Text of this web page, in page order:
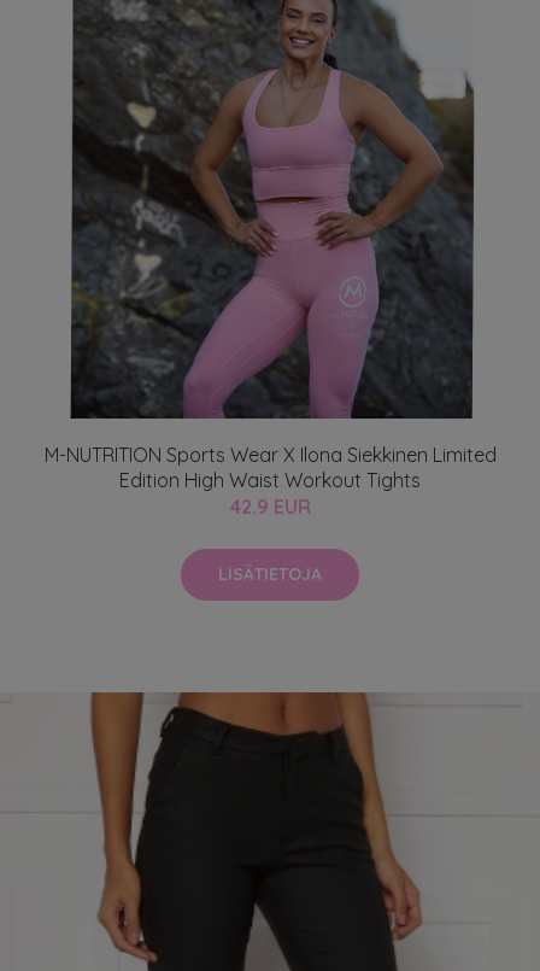
M-NUTRITION Sports Wear X Ilona Siekkinen Limited
Edition High Waist Workout Tights
42.9 EUR
LISÄTIETOJA